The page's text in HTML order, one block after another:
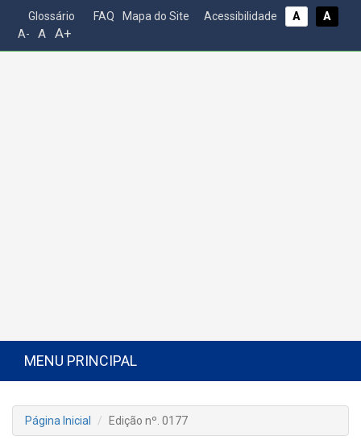
Glossário FAQ Mapa do Site Acessibilidade A
A
A-
A A+
MENU PRINCIPAL
Página Inicial Edição nº. 0177